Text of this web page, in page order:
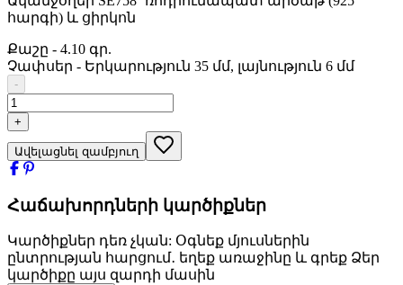
հարգի) և ցիրկոն
Քաշը - 4.10 գր.
Չափսեր - Երկարություն 35 մմ, լայնություն 6 մմ
-
+
Ավելացնել զամբյուղ
Հաճախորդների կարծիքներ
Կարծիքներ դեռ չկան: Օգնեք մյուսներին
ընտրության հարցում․ եղեք առաջինը և գրեք Ձեր
կարծիքը այս զարդի մասին